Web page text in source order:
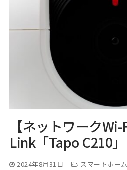
【ネットワーク
Link「Tapo C210」
2024年8月31日 スマートホー